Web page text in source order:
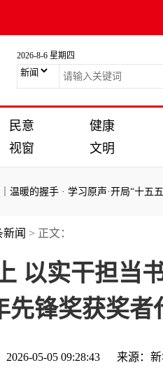
2026-8-6 星期四
民意 健康
视窗 文明
的握手·学习原声·开局“十五五”｜
的握手 ·学习原声·开局“十五五”｜
新闻 > 正文：
以实干担
先锋奖获奖
2026-05-05 09:28:43 来源： 新